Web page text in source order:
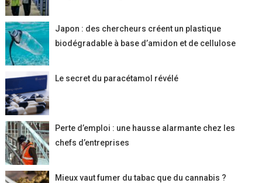
Japon : des chercheurs créent un plastique
biodégradable à base d’amidon et de cellulose
Le secret du paracétamol révélé
Perte d’emploi : une hausse alarmante chez les
chefs d’entreprises
Mieux vaut fumer du tabac que du cannabis ?